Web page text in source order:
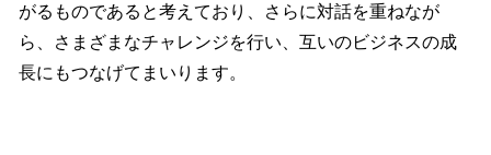
がるものであると考えており、さらに対話を重ねなが
ら、さまざまなチャレンジを行い、互いのビジネスの成
長にもつなげてまいります。